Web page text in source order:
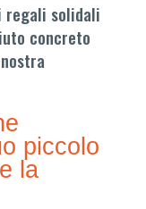
regali solidali
concreto
piccolo
la